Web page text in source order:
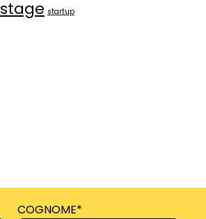
stage startup
COGNOME*